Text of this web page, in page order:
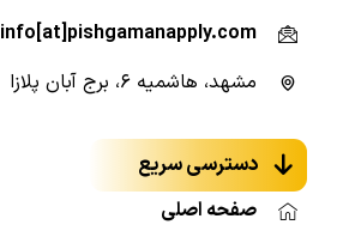
info[at]pishgamanapply.com
مشهد، هاشمیه ۶، برج آبان پلازا
دسترسی سریع
صفحه اصلی